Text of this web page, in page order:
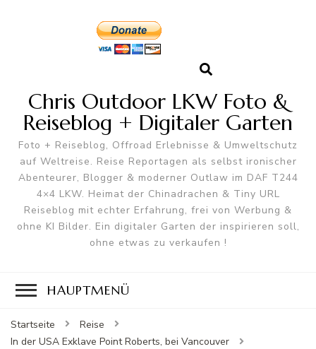
Chris Outdoor LKW Foto &
Reiseblog + Digitaler Garten
Foto + Reiseblog, Offroad Erlebnisse & Umweltschutz
auf Weltreise. Reise Reportagen als selbst ironischer
Abenteurer, Blogger & moderner Outlaw im DAF T244
4×4 LKW. Heimat der Chinadrachen & Tiny URL
Reiseblog mit echter Erfahrung, frei von Werbung &
ohne KI Bilder. Ein digitaler Garten der inspirieren soll,
ohne etwas zu verkaufen !
HAUPTMENÜ
Startseite
Reise
In der USA Exklave Point Roberts, bei Vancouver